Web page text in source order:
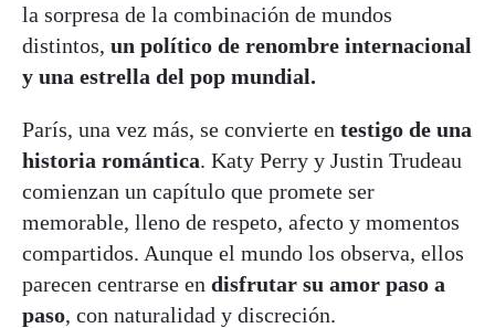
la sorpresa de la combinación de mundos
distintos, un político de renombre internacional
y una estrella del pop mundial.
París, una vez más, se convierte en testigo de una
historia romántica. Katy Perry y Justin Trudeau
comienzan un capítulo que promete ser
memorable, lleno de respeto, afecto y momentos
compartidos. Aunque el mundo los observa, ellos
parecen centrarse en disfrutar su amor paso a
paso, con naturalidad y discreción.